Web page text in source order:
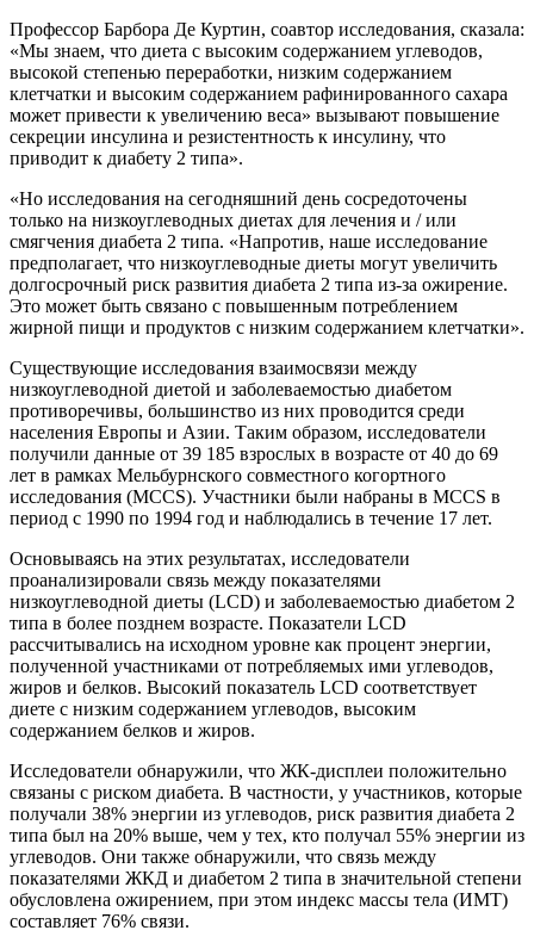
Профессор Барбора Де Куртин, соавтор исследования, сказала:
«Мы знаем, что диета с высоким содержанием углеводов,
высокой степенью переработки, низким содержанием
клетчатки и высоким содержанием рафинированного сахара
может привести к увеличению веса» вызывают повышение
секреции инсулина и резистентность к инсулину, что
приводит к диабету 2 типа».
«Но исследования на сегодняшний день сосредоточены
только на низкоуглеводных диетах для лечения и / или
смягчения диабета 2 типа. «Напротив, наше исследование
предполагает, что низкоуглеводные диеты могут увеличить
долгосрочный риск развития диабета 2 типа из-за ожирение.
Это может быть связано с повышенным потреблением
жирной пищи и продуктов с низким содержанием клетчатки».
Существующие исследования взаимосвязи между
низкоуглеводной диетой и заболеваемостью диабетом
противоречивы, большинство из них проводится среди
населения Европы и Азии. Таким образом, исследователи
получили данные от 39 185 взрослых в возрасте от 40 до 69
лет в рамках Мельбурнского совместного когортного
исследования (MCCS). Участники были набраны в MCCS в
период с 1990 по 1994 год и наблюдались в течение 17 лет.
Основываясь на этих результатах, исследователи
проанализировали связь между показателями
низкоуглеводной диеты (LCD) и заболеваемостью диабетом 2
типа в более позднем возрасте. Показатели LCD
рассчитывались на исходном уровне как процент энергии,
полученной участниками от потребляемых ими углеводов,
жиров и белков. Высокий показатель LCD соответствует
диете с низким содержанием углеводов, высоким
содержанием белков и жиров.
Исследователи обнаружили, что ЖК-дисплеи положительно
связаны с риском диабета. В частности, у участников, которые
получали 38% энергии из углеводов, риск развития диабета 2
типа был на 20% выше, чем у тех, кто получал 55% энергии из
углеводов. Они также обнаружили, что связь между
показателями ЖКД и диабетом 2 типа в значительной степени
обусловлена ​​ожирением, при этом индекс массы тела (ИМТ)
составляет 76% связи.